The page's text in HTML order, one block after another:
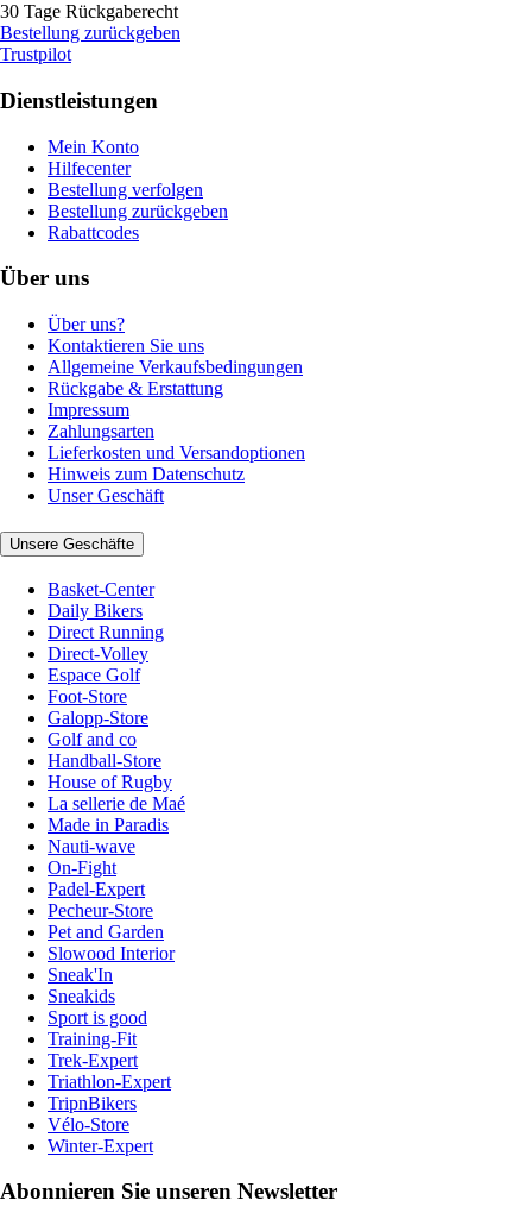
30 Tage Rückgaberecht
Bestellung zurückgeben
Trustpilot
Dienstleistungen
Mein Konto
Hilfecenter
Bestellung verfolgen
Bestellung zurückgeben
Rabattcodes
Über uns
Über uns?
Kontaktieren Sie uns
Allgemeine Verkaufsbedingungen
Rückgabe & Erstattung
Impressum
Zahlungsarten
Lieferkosten und Versandoptionen
Hinweis zum Datenschutz
Unser Geschäft
Unsere Geschäfte
Basket-Center
Daily Bikers
Direct Running
Direct-Volley
Espace Golf
Foot-Store
Galopp-Store
Golf and co
Handball-Store
House of Rugby
La sellerie de Maé
Made in Paradis
Nauti-wave
On-Fight
Padel-Expert
Pecheur-Store
Pet and Garden
Slowood Interior
Sneak'In
Sneakids
Sport is good
Training-Fit
Trek-Expert
Triathlon-Expert
TripnBikers
Vélo-Store
Winter-Expert
Abonnieren Sie unseren Newsletter